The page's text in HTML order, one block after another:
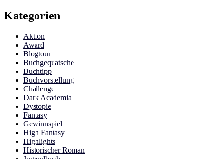
Kategorien
Aktion
Award
Blogtour
Buchgequatsche
Buchtipp
Buchvorstellung
Challenge
Dark Academia
Dystopie
Fantasy
Gewinnspiel
High Fantasy
Highlights
Historischer Roman